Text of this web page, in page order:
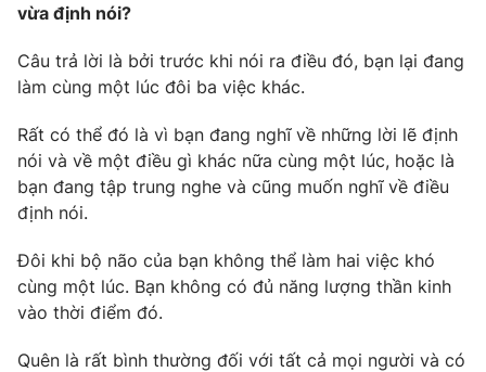
vừa định nói?
Câu trả lời là bởi trước khi nói ra điều đó, bạn lại đang
làm cùng một lúc đôi ba việc khác.
Rất có thể đó là vì bạn đang nghĩ về những lời lẽ định
nói và về một điều gì khác nữa cùng một lúc, hoặc là
bạn đang tập trung nghe và cũng muốn nghĩ về điều
định nói.
Đôi khi bộ não của bạn không thể làm hai việc khó
cùng một lúc. Bạn không có đủ năng lượng thần kinh
vào thời điểm đó.
Quên là rất bình thường đối với tất cả mọi người và có